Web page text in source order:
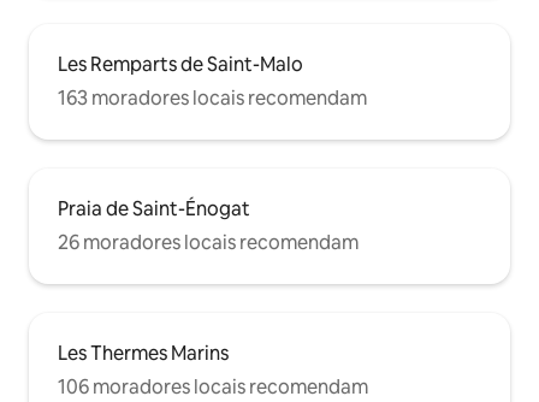
Les Remparts de Saint-Malo
163 moradores locais recomendam
Praia de Saint-Énogat
26 moradores locais recomendam
Les Thermes Marins
106 moradores locais recomendam